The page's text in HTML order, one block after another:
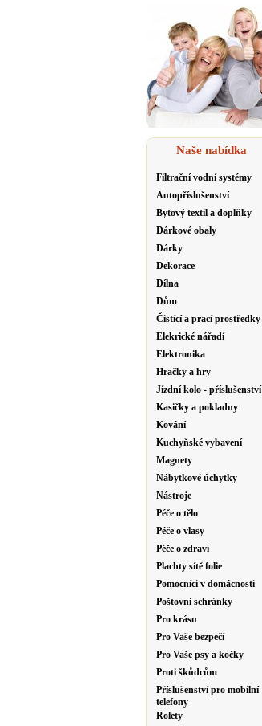
Naše nabídka
Filtrační vodní systémy
Autopříslušenství
Bytový textil a doplňky
Dárkové obaly
Dárky
Dekorace
Dílna
Dům
Čistící a prací prostředky
Elekrické nářadí
Elektronika
Hračky a hry
Jízdní kolo - příslušenství
Kasičky a pokladny
Kování
Kuchyňské vybavení
Magnety
Nábytkové úchytky
Nástroje
Péče o tělo
Péče o vlasy
Péče o zdraví
Plachty sítě folie
Pomocníci v domácnosti
Poštovní schránky
Pro krásu
Pro Vaše bezpečí
Pro Vaše psy a kočky
Proti škůdcům
Příslušenství pro mobilní
telefony
Rolety